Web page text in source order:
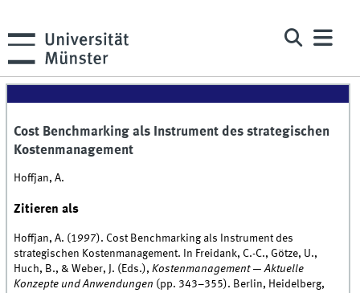
Cost Benchmarking als Instrument des strategischen
Kostenmanagement
Hoffjan, A.
Zitieren als
Hoffjan, A. (1997). Cost Benchmarking als Instrument des
strategischen Kostenmanagement. In Freidank, C.-C., Götze, U.,
Huch, B., & Weber, J. (Eds.),Kostenmanagement — Aktuelle
Konzepte und Anwendungen (pp. 343–355). Berlin, Heidelberg,